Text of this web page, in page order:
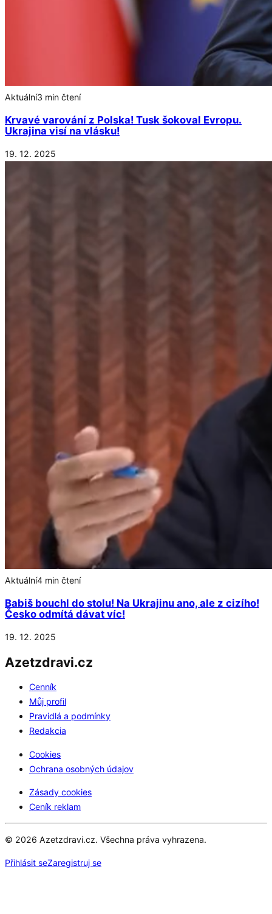
Aktuální3 min čtení
Krvavé varování z Polska! Tusk šokoval Evropu.
Ukrajina visí na vlásku!
19. 12. 2025
Aktuální4 min čtení
Babiš bouchl do stolu! Na Ukrajinu ano, ale z cizího!
Česko odmítá dávat víc!
19. 12. 2025
Azetzdravi.cz
Cenník
Můj profil
Pravidlá a podmínky
Redakcia
Cookies
Ochrana osobných údajov
Zásady cookies
Ceník reklam
© 2026 Azetzdravi.cz. Všechna práva vyhrazena.
Přihlásit seZaregistruj se